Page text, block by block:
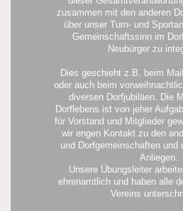
zusammen mit den anderen
über unser Turn- und
Gemeinschaftssinn im
Neubürger zu
Dies geschieht z.B. beim
oder auch beim
diversen Dorfjubiläen. Die
Dorflebens ist von jeher
für Vorstand und Mitglieder
wir engen Kontakt zu den
und Dorfgemeinschaften und
Anliegen.
Unsere Übungsleiter
ehrenamtlich und haben alle
Vereins